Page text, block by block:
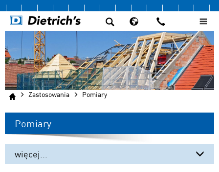
Zastosowania Pomiary
Pomiary
więcej...